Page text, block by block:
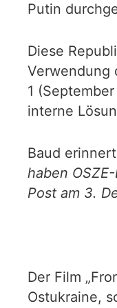
Putin
Diese
Verwendung
1
interne
Baud
haben
Post am 3.
Der Film
Ostukraine,